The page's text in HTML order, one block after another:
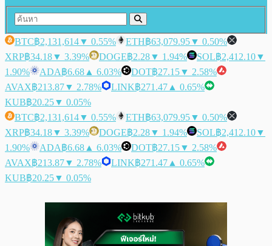
BTC฿2,131,614▼ 0.55% ETH฿63,079.95▼ 0.50%
XRP฿34.18▼ 3.39% DOGE฿2.28▼ 1.94% SOL฿2,412.10▼
1.90%
ADA฿6.68 ▲ 6.03% DOT฿27.15▼ 2.58%
AVAX฿213.87▼ 2.78% LINK฿271.47 ▲ 0.65%
KUB฿20.25▼ 0.05%
BTC฿2,131,614▼ 0.55% ETH฿63,079.95▼ 0.50%
XRP฿34.18▼ 3.39% DOGE฿2.28▼ 1.94% SOL฿2,412.10▼
1.90%
ADA฿6.68 ▲ 6.03% DOT฿27.15▼ 2.58%
AVAX฿213.87▼ 2.78% LINK฿271.47 ▲ 0.65%
KUB฿20.25▼ 0.05%